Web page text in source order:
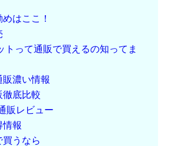
はここ！
トって通販で買えるの知ってま
販濃い情報
徹底比較
販レビュー
情報
うなら